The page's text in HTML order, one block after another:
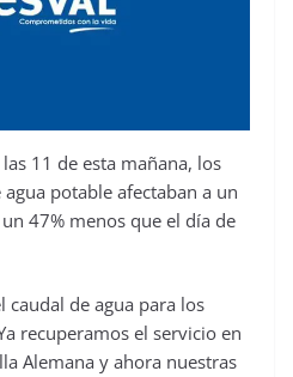
11 de esta mañana, los
potable afectaban a un
47% menos que el día de
caudal de agua para los
recuperamos el servicio en
Alemana y ahora nuestras